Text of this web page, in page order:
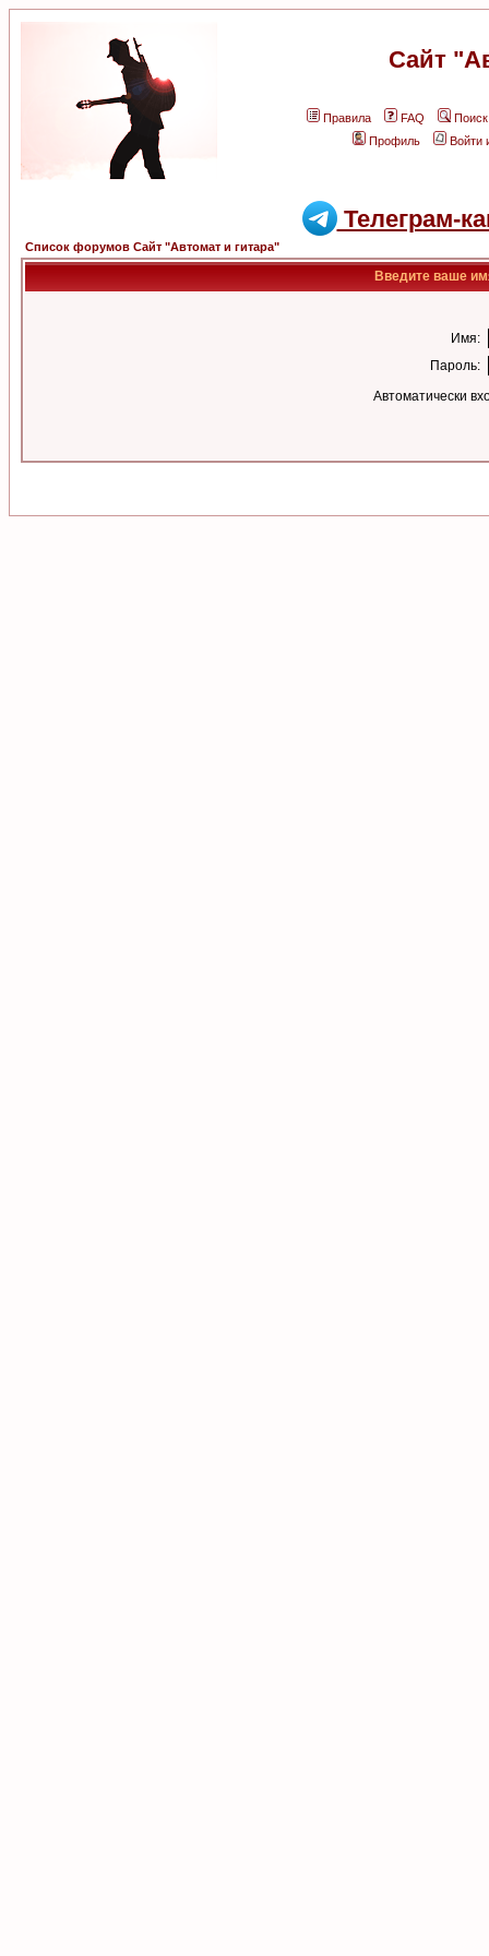
Сайт
Правила FAQ
Поиск
Профиль
Войти
Телеграм-
Список форумов Сайт "Автомат и гитара"
Введите ваше
Имя:
Пароль:
Автоматически